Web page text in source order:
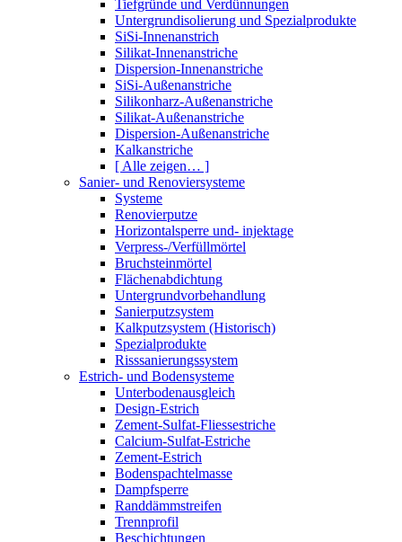
Tiefgründe und Verdünnungen
Untergrundisolierung und Spezialprodukte
SiSi-Innenanstrich
Silikat-Innenanstriche
Dispersion-Innenanstriche
SiSi-Außenanstriche
Silikonharz-Außenanstriche
Silikat-Außenanstriche
Dispersion-Außenanstriche
Kalkanstriche
[ Alle zeigen… ]
Sanier- und Renoviersysteme
Systeme
Renovierputze
Horizontalsperre und- injektage
Verpress-/Verfüllmörtel
Bruchsteinmörtel
Flächenabdichtung
Untergrundvorbehandlung
Sanierputzsystem
Kalkputzsystem (Historisch)
Spezialprodukte
Risssanierungssystem
Estrich- und Bodensysteme
Unterbodenausgleich
Design-Estrich
Zement-Sulfat-Fliessestriche
Calcium-Sulfat-Estriche
Zement-Estrich
Bodenspachtelmasse
Dampfsperre
Randdämmstreifen
Trennprofil
Beschichtungen